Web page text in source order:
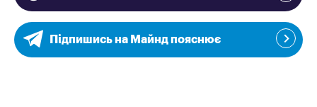
Підпишись на Майнд пояснює